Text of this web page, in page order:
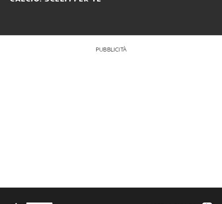
PUBBLICITÀ